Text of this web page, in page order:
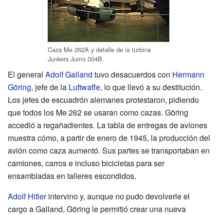
Caza Me 262A y detalle de la turbina
Junkers Jumo 004B.
El general Adolf Galland tuvo desacuerdos con Hermann
Göring, jefe de la Luftwaffe, lo que llevó a su destitución.
Los jefes de escuadrón alemanes protestaron, pidiendo
que todos los Me 262 se usaran como cazas. Göring
accedió a regañadientes. La tabla de entregas de aviones
muestra cómo, a partir de enero de 1945, la producción del
avión como caza aumentó. Sus partes se transportaban en
camiones, carros e incluso bicicletas para ser
ensambladas en talleres escondidos.
Adolf Hitlerintervino y, aunque no pudo devolverle el
cargo a Galland, Göring le permitió crear una nueva